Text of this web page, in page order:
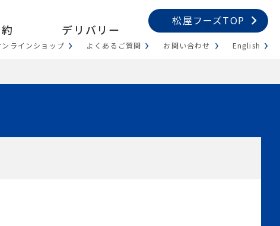
松屋フーズTOP
ンラインショップ よくあるご質問 お問い合わせ English
デリバリー